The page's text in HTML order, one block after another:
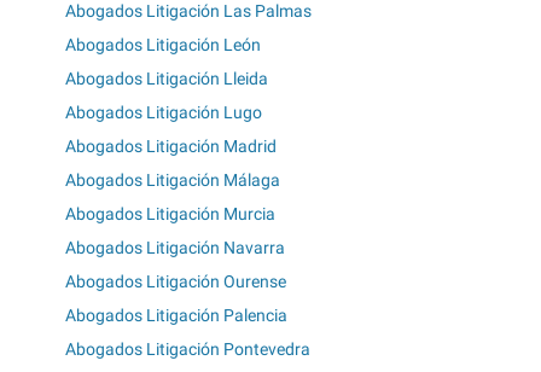
Abogados Litigación Las Palmas
Abogados Litigación León
Abogados Litigación Lleida
Abogados Litigación Lugo
Abogados Litigación Madrid
Abogados Litigación Málaga
Abogados Litigación Murcia
Abogados Litigación Navarra
Abogados Litigación Ourense
Abogados Litigación Palencia
Abogados Litigación Pontevedra